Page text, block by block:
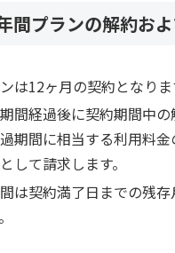
間プランの解約およ
は12ヶ月の契約となりま
間経過後に契約期間中
期間に相当する利用料
して請求します。
は契約満了日までの残